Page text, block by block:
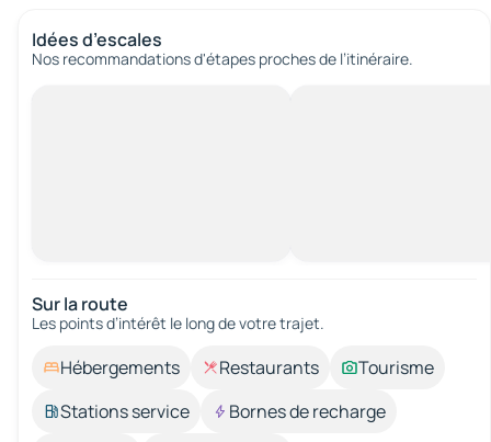
Idées d’escales
Nos recommandations d'étapes proches de l’itinéraire.
Sur la route
Les points d’intérêt le long de votre trajet.
Hébergements Restaurants
Tourisme
Stations service
Bornes de recharge